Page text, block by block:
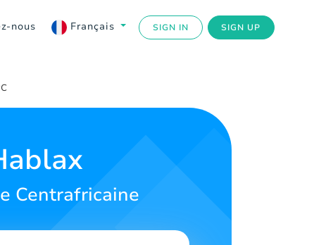
nous Français SIGN IN SIGN UP
Centrafricaine